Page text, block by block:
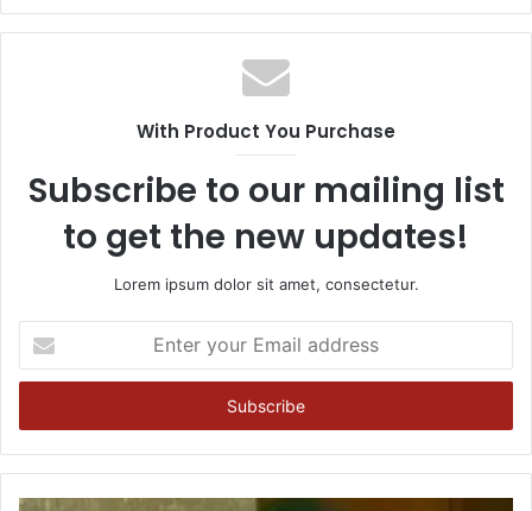
With Product You Purchase
Subscribe to our mailing list
to get the new updates!
Lorem ipsum dolor sit amet, consectetur.
your
Email